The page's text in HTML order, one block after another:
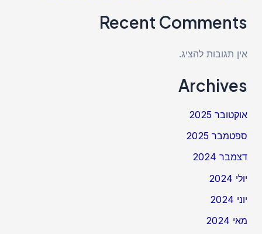
Recent Comments
אין תגובות להציג.
Archives
אוקטובר 2025
ספטמבר 2025
דצמבר 2024
יולי 2024
יוני 2024
מאי 2024